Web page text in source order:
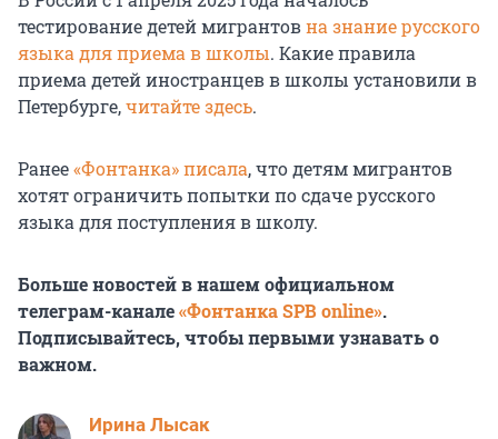
тестирование детей мигрантовна знание русского
языка для приема в школы. Какие правила
приема детей иностранцев в школы установили в
Петербурге,читайте здесь.
Ранее«Фонтанка» писала, что детям мигрантов
хотят ограничить попытки по сдаче русского
языка для поступления в школу.
Больше новостей в нашем официальном
телеграм-канале«Фонтанка SPB online».
Подписывайтесь, чтобы первыми узнавать о
важном.
Ирина Лысак